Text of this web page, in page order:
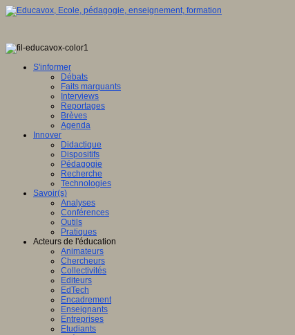
S'informer
Débats
Faits marquants
Interviews
Reportages
Brèves
Agenda
Innover
Didactique
Dispositifs
Pédagogie
Recherche
Technologies
Savoir(s)
Analyses
Conférences
Outils
Pratiques
Acteurs de l'éducation
Animateurs
Chercheurs
Collectivités
Editeurs
EdTech
Encadrement
Enseignants
Entreprises
Etudiants